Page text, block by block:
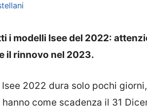
i modelli Isee del 2022:
il rinnovo nel 2023.
2022 dura solo pochi
come scadenza il 31